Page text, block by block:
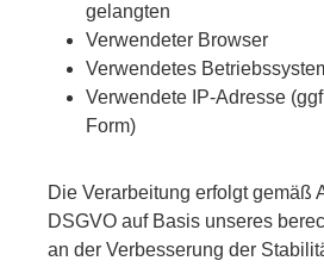
gelangten
Verwendeter Browser
Verwendetes
Verwendete IP-Adresse
Form)
Die Verarbeitung erfolgt gemäß
DSGVO auf Basis unseres
an der Verbesserung der